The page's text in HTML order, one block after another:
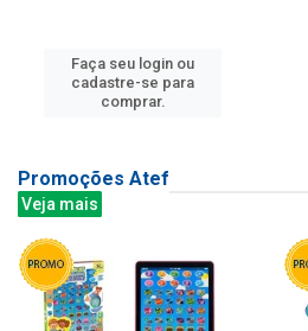
Faça seu login ou
cadastre-se para
comprar.
Promoções Atef
Veja mais